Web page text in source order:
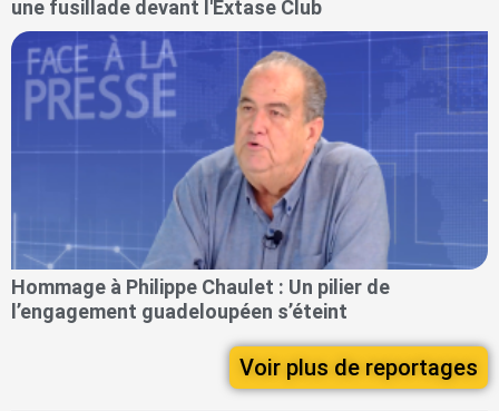
une fusillade devant l'Extase Club
Hommage à Philippe Chaulet : Un pilier de
l’engagement guadeloupéen s’éteint
Voir plus de reportages